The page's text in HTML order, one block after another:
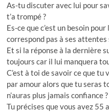
As-tu discuter avec lui pour
t’a trompé ?
Es-ce que c’est un besoin
correspond pas à ses
Et si la réponse à la dernière
toujours car il lui manquera
C’est à toi de savoir ce que
par amour alors que tu seras
n’auras plus jamais confiance ?
Tu précises que vous avez 55